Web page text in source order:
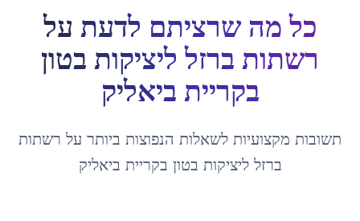
כל מה שרציתם לדעת על
רשתות ברזל ליציקות בטון
בקריית ביאליק
תשובות מקצועיות לשאלות הנפוצות ביותר על רשתות
ברזל ליציקות בטון בקריית ביאליק